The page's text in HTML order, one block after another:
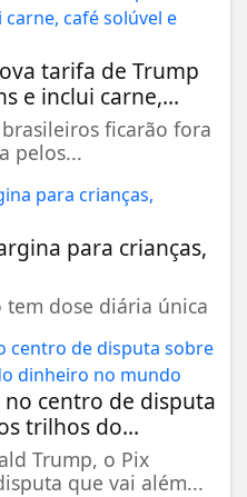
tarifa de Trump
e inclui carne,...
ficarão fora
pelos...
para crianças,
dose diária única
no centro de disputa
trilhos do...
Trump, o Pix
que vai além...